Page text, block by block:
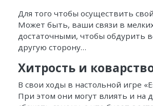
Для того чтобы осуществить
Может быть, ваши связи в
достаточными, чтобы обдурить
другую сторону…
Хитрость и
В свои ходы в настольной игре
При этом они могут влиять и на